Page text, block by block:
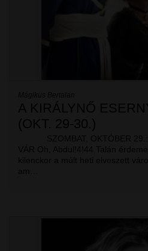
Mágikus Bertalan
A KIRÁLYNŐ
(OKT. 29-30.)
SZOMBAT, OKTÓBER 29.:
VÁR Oh, Abdul!4!44 Talán
kilenckor a múlt heti elveszett
am…